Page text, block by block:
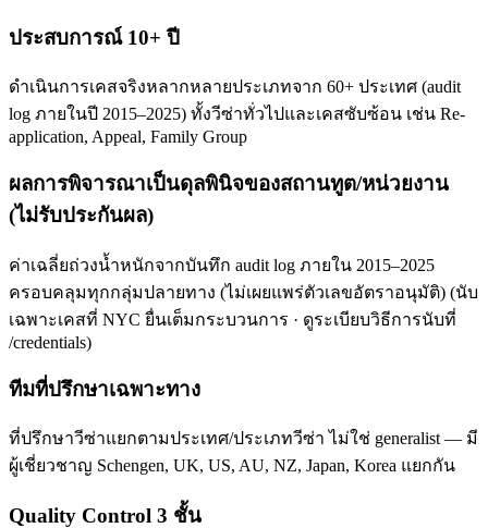
ประสบการณ์ 10+ ปี
ดำเนินการเคสจริงหลากหลายประเภทจาก 60+ ประเทศ (audit
log ภายในปี 2015–2025) ทั้งวีซ่าทั่วไปและเคสซับซ้อน เช่น Re-
application, Appeal, Family Group
ผลการพิจารณาเป็นดุลพินิจของสถานทูต/หน่วยงาน
(ไม่รับประกันผล)
ค่าเฉลี่ยถ่วงน้ำหนักจากบันทึก audit log ภายใน 2015–2025
ครอบคลุมทุกกลุ่มปลายทาง (ไม่เผยแพร่ตัวเลขอัตราอนุมัติ) (นับ
เฉพาะเคสที่ NYC ยื่นเต็มกระบวนการ · ดูระเบียบวิธีการนับที่
/credentials)
ทีมที่ปรึกษาเฉพาะทาง
ที่ปรึกษาวีซ่าแยกตามประเทศ/ประเภทวีซ่า ไม่ใช่ generalist — มี
ผู้เชี่ยวชาญ Schengen, UK, US, AU, NZ, Japan, Korea แยกกัน
Quality Control 3 ชั้น